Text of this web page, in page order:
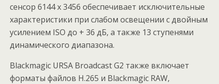
сенсор 6144 x 3456 обеспечивает исключительные
характеристики при слабом освещении с двойным
усилением ISO до + 36 дБ, а также 13 ступенями
динамического диапазона.
Blackmagic URSA Broadcast G2 также включает
форматы файлов H.265 и Blackmagic RAW,